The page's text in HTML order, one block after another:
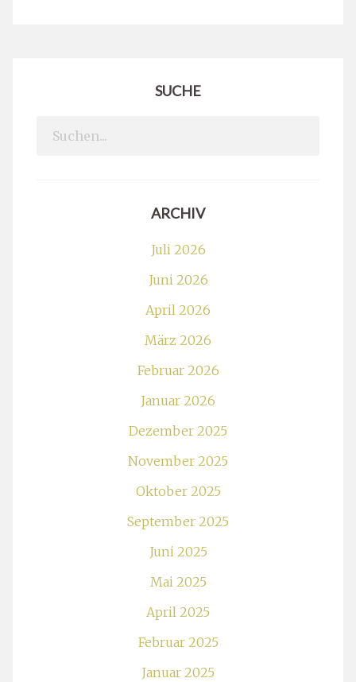
SUCHE
Search
ARCHIV
Juli 2026
Juni 2026
April 2026
März 2026
Februar 2026
Januar 2026
Dezember 2025
November 2025
Oktober 2025
September 2025
Juni 2025
Mai 2025
April 2025
Februar 2025
Januar 2025